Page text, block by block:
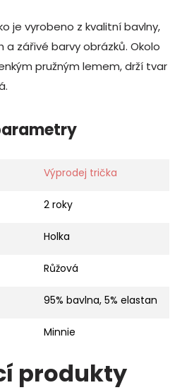
je vyrobeno z kvalitní bavlny,
a zářivé barvy obrázků. Okolo
pružným lemem, drží tvar
Výprodej trička
2 roky
Holka
Růžová
95% bavlna, 5% elastan
Minnie
produkty